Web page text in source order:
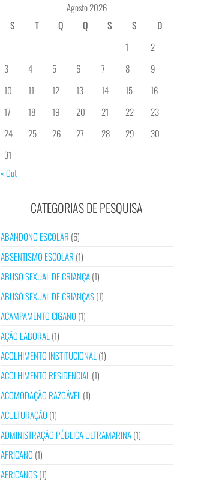
Agosto 2026
S
T Q Q S S
D
1
2
3
4 5 6 7 8
9
10
11 12 13 14 15
16
17
18 19 20 21 22
23
24
25 26 27 28 29
30
31
« Out
CATEGORIAS DE PESQUISA
ABANDONO ESCOLAR (6)
ABSENTISMO ESCOLAR (1)
ABUSO SEXUAL DE CRIANÇA(1)
ABUSO SEXUAL DE CRIANÇAS(1)
ACAMPAMENTO CIGANO (1)
AÇÃO LABORAL (1)
ACOLHIMENTO INSTITUCIONAL (1)
ACOLHIMENTO RESIDENCIAL (1)
ACOMODAÇÃO RAZOÁVEL (1)
ACULTURAÇÃO (1)
ADMINISTRAÇÃO PÚBLICA ULTRAMARINA(1)
AFRICANO (1)
AFRICANOS(1)